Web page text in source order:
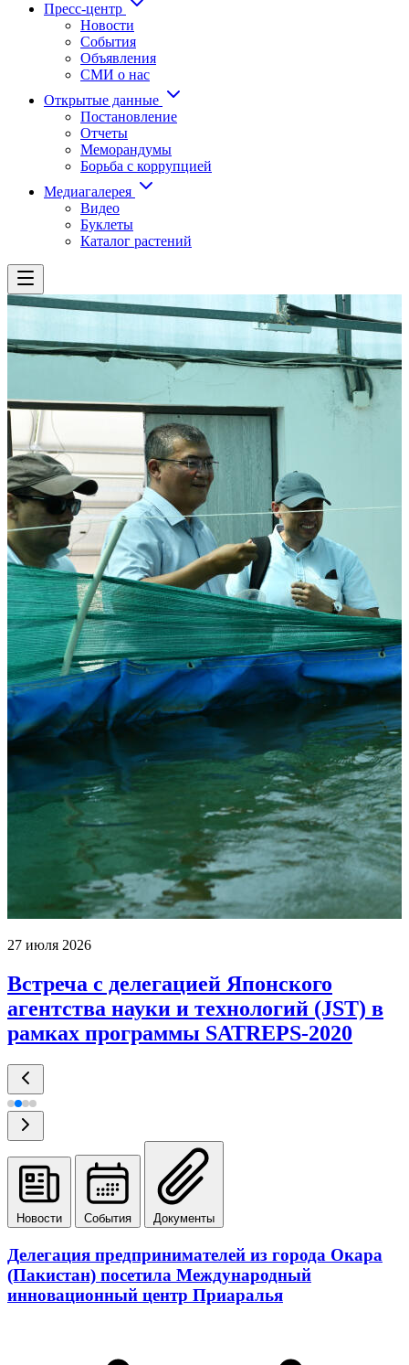
Пресс-центр
Новости
События
Объявления
СМИ о нас
Открытые данные
Постановление
Отчеты
Меморандумы
Борьба с коррупцией
Медиагалерея
Видео
Буклеты
Каталог растений
27 июля 2026
Встреча с делегацией Японского
агентства науки и технологий (JST) в
рамках программы SATREPS-2020
Новости События Документы
Делегация предпринимателей из города Окара
(Пакистан) посетила Международный
инновационный центр Приаралья